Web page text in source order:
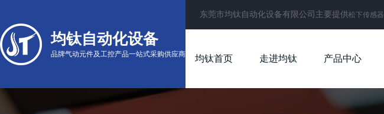
均钛自动化设备
品牌气动元件及工控产品一站式采购供应商
东莞市均钛自动化设备有限公司主要提供松下传感器
均钛首页 走进均钛 产品中心